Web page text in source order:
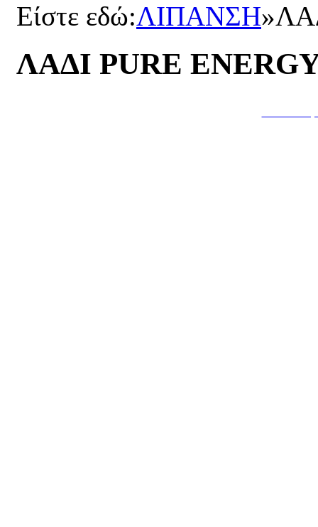
Είστε εδώ:ΛΙΠΑΝΣΗ»
ΛΑΔΙ PURE